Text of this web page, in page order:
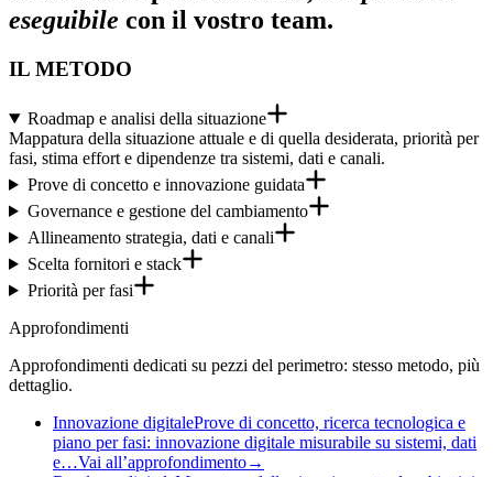
eseguibile con il vostro team.
IL METODO
Roadmap e analisi della situazione
Mappatura della situazione attuale e di quella desiderata, priorità per
fasi, stima effort e dipendenze tra sistemi, dati e canali.
Prove di concetto e innovazione guidata
Governance e gestione del cambiamento
Allineamento strategia, dati e canali
Scelta fornitori e stack
Priorità per fasi
Approfondimenti
Approfondimenti dedicati su pezzi del perimetro: stesso metodo, più
dettaglio.
Innovazione digitaleProve di concetto, ricerca tecnologica e
piano per fasi: innovazione digitale misurabile su sistemi, dati
e…Vai all’approfondimento→